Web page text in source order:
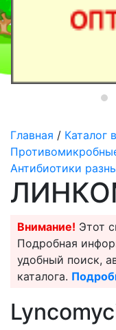
Главная / Каталог
Антибиотики
Внимание! Этот
Подробная
удобный поиск,
каталога.